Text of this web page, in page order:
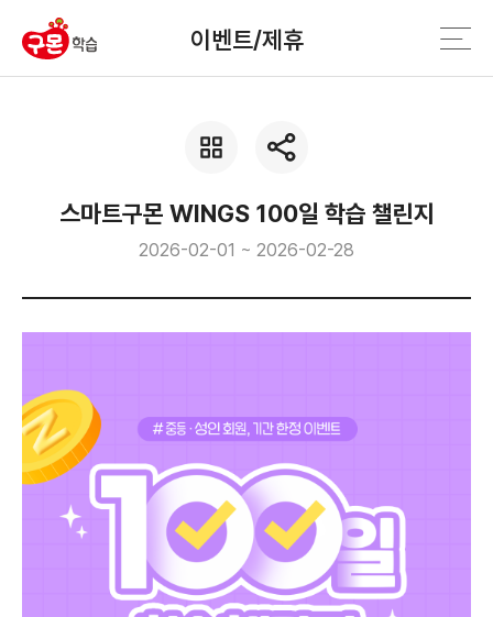
이벤트/제휴
스마트구몬 WINGS 100일 학습 챌린지
2026-02-01 ~ 2026-02-28